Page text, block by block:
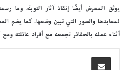
يوثق المعرض أيضًا إنقاذ آثار النوبة، وما
لمعابدها والصور التي تبين وضعها. كما
أثناء عمله بالحفائر تجمعه مع أفراد عائلته ومع